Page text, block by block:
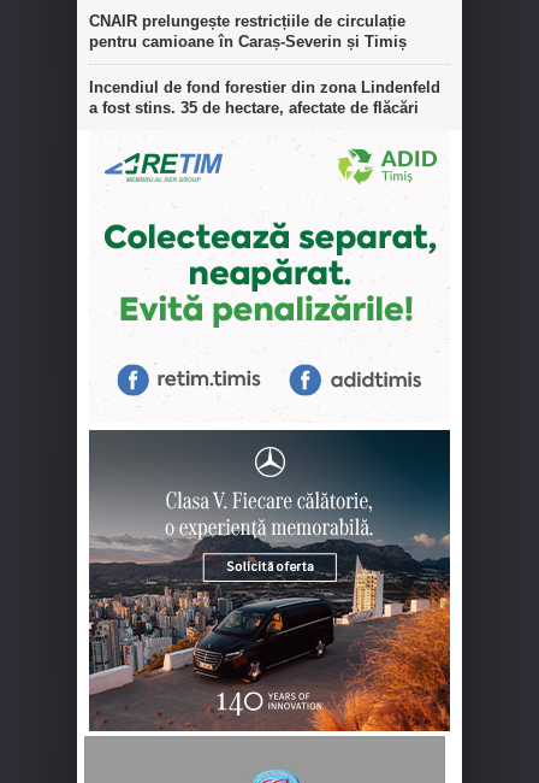
CNAIR prelungește restricțiile de circulație
pentru camioane în Caraș-Severin și Timiș
Incendiul de fond forestier din zona Lindenfeld
a fost stins. 35 de hectare, afectate de flăcări